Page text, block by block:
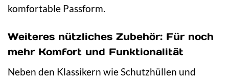
komfortable Passform.
Weiteres nützliches Zubehör: Für noch
mehr Komfort und Funktionalität
Neben den Klassikern wie Schutzhüllen und